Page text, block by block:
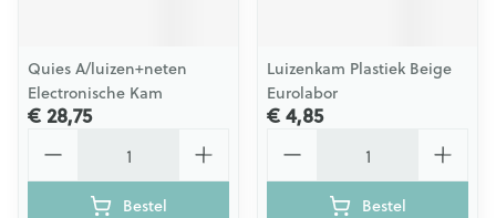
Quies A/luizen+neten
Electronische Kam
€ 28,75
Bestel
Luizenkam Plastiek Beige
Eurolabor
€ 4,85
Bestel